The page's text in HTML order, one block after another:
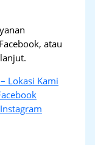
atau
Lokasi Kami